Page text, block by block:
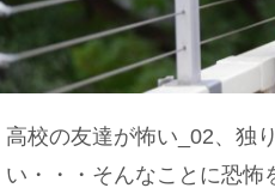
高校の友達が怖い_02、独
い・・・そんなことに恐怖